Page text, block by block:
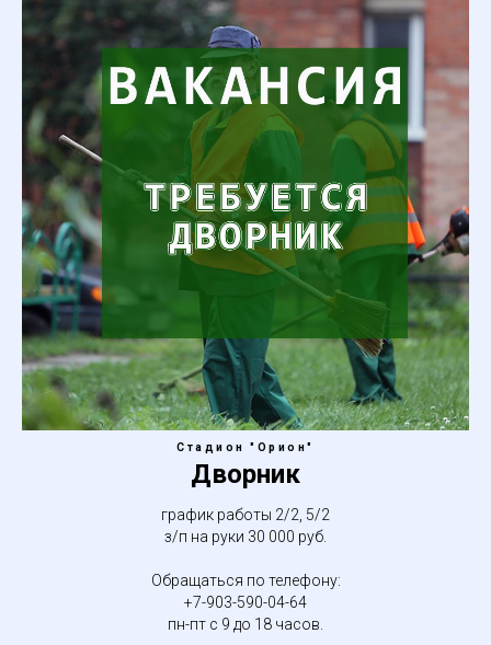
Стадион "Орион"
Дворник
график работы 2/2, 5/2
з/п на руки 30 000 руб.
Обращаться по телефону:
+7-903-590-04-64
пн-пт с 9 до 18 часов.